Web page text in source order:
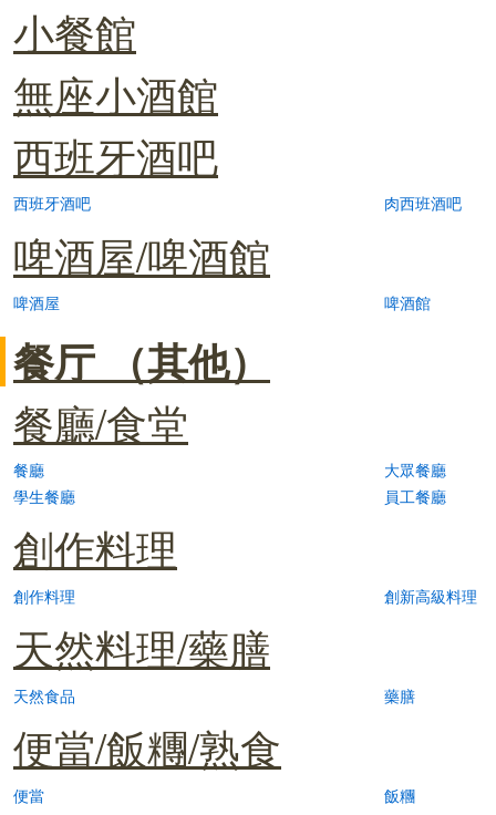
小餐館
無座小酒館
西班牙酒吧
西班牙酒吧 肉西班酒吧
啤酒屋/啤酒館
啤酒屋 啤酒館
餐厅 （其他）
餐廳/食堂
餐廳
大眾餐廳
學生餐廳
員工餐廳
創作料理
創作料理 創新高級料理
天然料理/藥膳
天然食品 藥膳
便當/飯糰/熟食
便當 飯糰